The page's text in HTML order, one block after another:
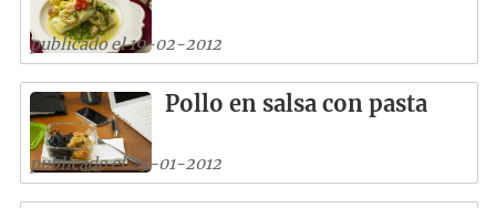
publicado el 19-02-2012
Pollo en salsa con pasta
publicado el 25-01-2012